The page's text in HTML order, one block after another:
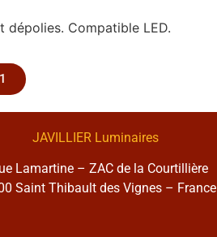
dépolies. Compatible LED.
JAVILLIER Luminaires
Lamartine – ZAC de la Courtillière
Saint Thibault des Vignes – France